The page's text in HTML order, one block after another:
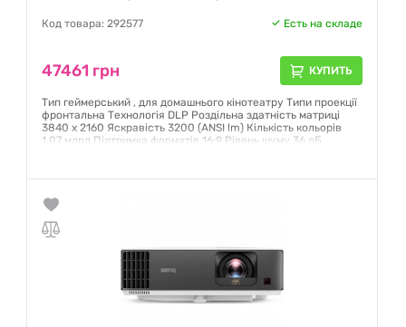
Код товара: 292577 Есть на складе
47461 грн КУПИТЬ
Тип геймерський , для домашнього кінотеатру Типи проекції
фронтальна Технологія DLP Роздільна здатність матриці
3840 x 2160 Яскравість 3200 (ANSI lm) Кількість кольорів
1.07 млрд Підтримка форматів 16:9 Рівень шуму 36 дБ